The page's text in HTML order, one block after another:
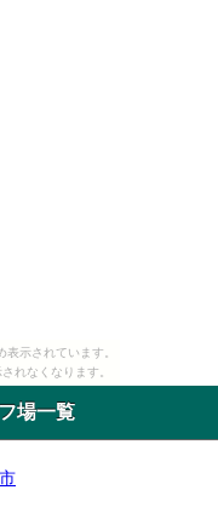
示されています。
れなくなります。
場一覧